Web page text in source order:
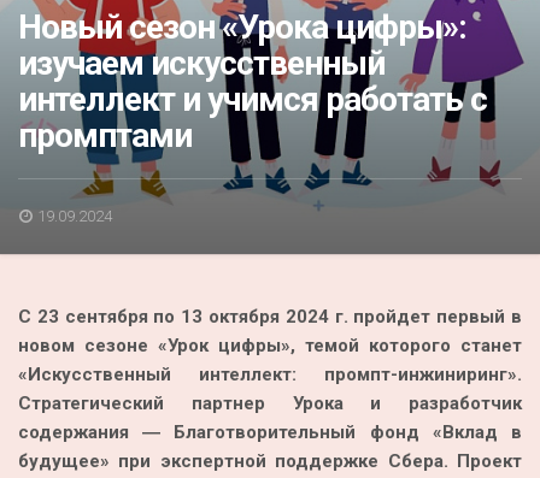
Акция
К 70-летию районного Дома культуры
Конкурс
Люди родного края
Национальные проекты
Перепись — 2020
Новый сезон «Урока цифры»:
изучаем искусственный
интеллект и учимся работать с
промптами
19.09.2024
С 23 сентября по 13 октября 2024 г. пройдет первый в
новом сезоне «Урок цифры», темой которого станет
«Искусственный интеллект: промпт-инжиниринг».
Стратегический партнер Урока и разработчик
содержания ― Благотворительный фонд «Вклад в
будущее» при экспертной поддержке Сбера. Проект